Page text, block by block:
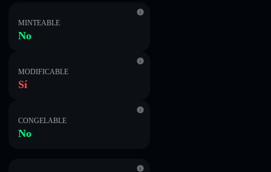
MINTEABLE
No
MODIFICABLE
Sí
CONGELABLE
No